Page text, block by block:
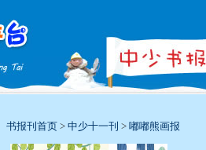
书报刊首页 > 中少十一刊 > 嘟嘟熊画报